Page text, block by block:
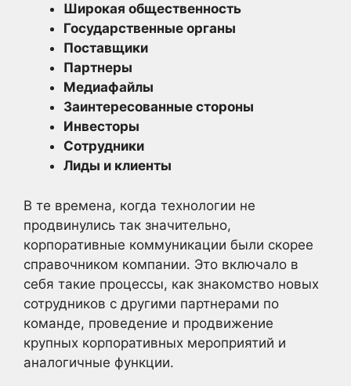
Широкая общественность
Государственные органы
Поставщики
Партнеры
Медиафайлы
Заинтересованные стороны
Инвесторы
Сотрудники
Лиды и клиенты
В те времена, когда технологии не
продвинулись так значительно,
корпоративные коммуникации были скорее
справочником компании. Это включало в
себя такие процессы, как знакомство новых
сотрудников с другими партнерами по
команде, проведение и продвижение
крупных корпоративных мероприятий и
аналогичные функции.